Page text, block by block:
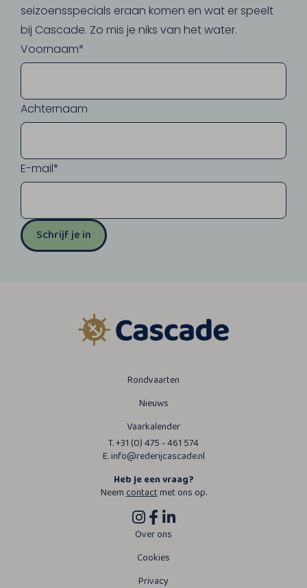
seizoensspecials eraan komen en wat er speelt
bij Cascade. Zo mis je niks van het water.
Voornaam*
Achternaam
E-mail*
Schrijf je in
Rondvaarten
Nieuws
Vaarkalender
T. +31 (0) 475 - 461 574
E. info@rederijcascade.nl
Heb je een vraag?
Neemcontactmet ons op.
Over ons
Cookies
Privacy